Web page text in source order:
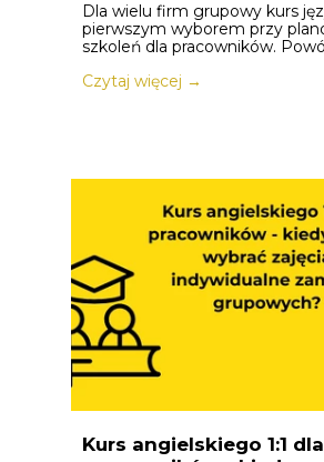
Dla wielu firm grupowy kurs
pierwszym wyborem przy
szkoleń dla pracowników.
Czytaj więcej →
Kurs angielskiego 1:1 dla